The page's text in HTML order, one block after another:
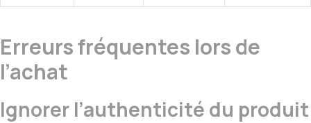
Erreurs fréquentes lors de
l’achat
Ignorer l’authenticité du produit